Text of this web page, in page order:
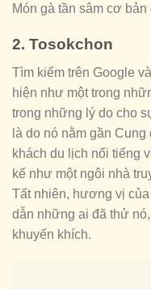
Món gà tần sâm cơ
2. Tosokchon
Tìm kiếm trên Google
hiện như một trong
trong những lý do cho
là do nó nằm gần
khách du lịch nổi tiếng
kế như một ngôi nhà
Tất nhiên, hương vị
dẫn những ai đã thử
khuyến khích.